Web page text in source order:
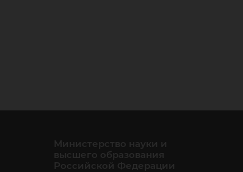
Министерство науки и
высшего образования
Российской Федерации